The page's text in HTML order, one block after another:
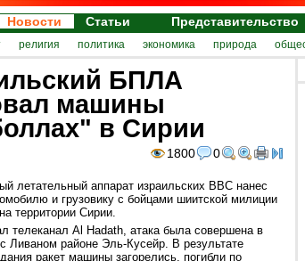
Новости Статьи Представительство
религия политика экономика природа
БПЛА
машины
в Сирии
1800 0
летательный аппарат израильских ВВС нанес
и грузовику с бойцами шиитской милиции
территории Сирии.
телеканал Al Hadath, атака была совершена в
Ливаном районе Эль-Кусейр. В результате
ракет машины загорелись, погибли по